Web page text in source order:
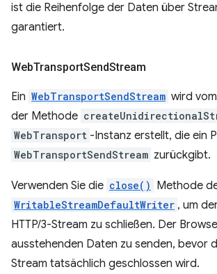
ist die Reihenfolge der Daten über
garantiert.
WebTransportSendStream
Ein WebTransportSendStream wird
der Methode
WebTransport -Instanz erstellt, die ein
WebTransportSendStream zurückgibt.
Verwenden Sie die close() Methode
WritableStreamDefaultWriter , um
HTTP/3-Stream zu schließen. Der
ausstehenden Daten zu senden, bevor
Stream tatsächlich geschlossen wird.